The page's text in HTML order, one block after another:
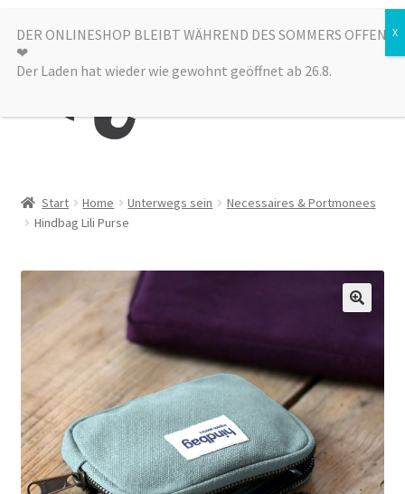
Zur
Navigation
springen
Zum
Inhalt
springen
Menü
Alle Produkte
Sale
Laden
über uns
Start Home Unterwegs sein
Necessaires & Portmonees
Hindbag Lili Purse
DER ONLINESHOP BLEIBT WÄHREND DES SOMMERS OFFEN
❤︎
Der Laden hat wieder wie gewohnt geöffnet ab 26.8.